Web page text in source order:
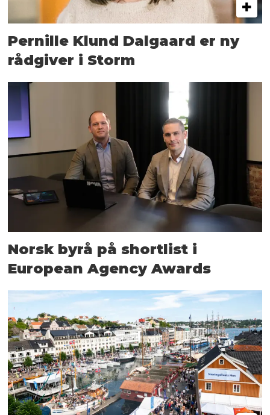
Pernille Klund Dalgaard er ny
rådgiver i Storm
Norsk byrå på shortlist i
European Agency Awards